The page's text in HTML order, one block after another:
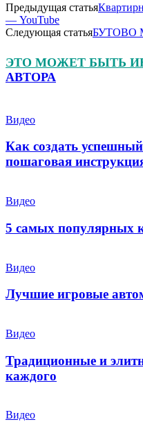
Предыдущая статья
— YouTube
Следующая статьяБУТОВО
ЭТО МОЖЕТ БЫТЬ
АВТОРА
Видео
Как создать
пошаговая
Видео
5 самых популярных
Видео
Лучшие игровые
Видео
Традиционные и
каждого
Видео